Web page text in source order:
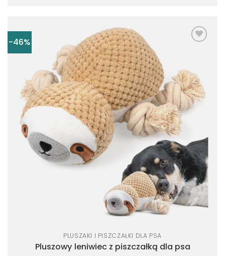
-46%
życzeń
PLUSZAKI I PISZCZAŁKI DLA PSA
Pluszowy leniwiec z piszczałką dla psa